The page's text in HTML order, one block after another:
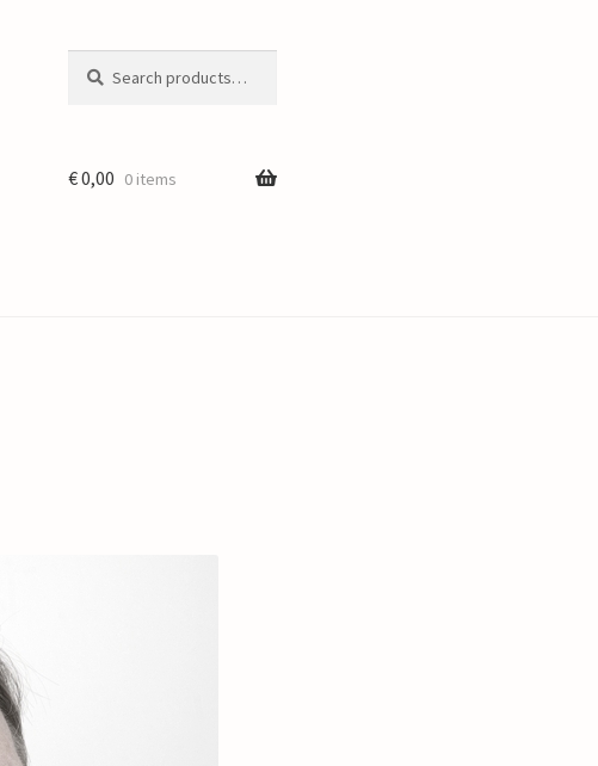
for:
€0,00 0 items